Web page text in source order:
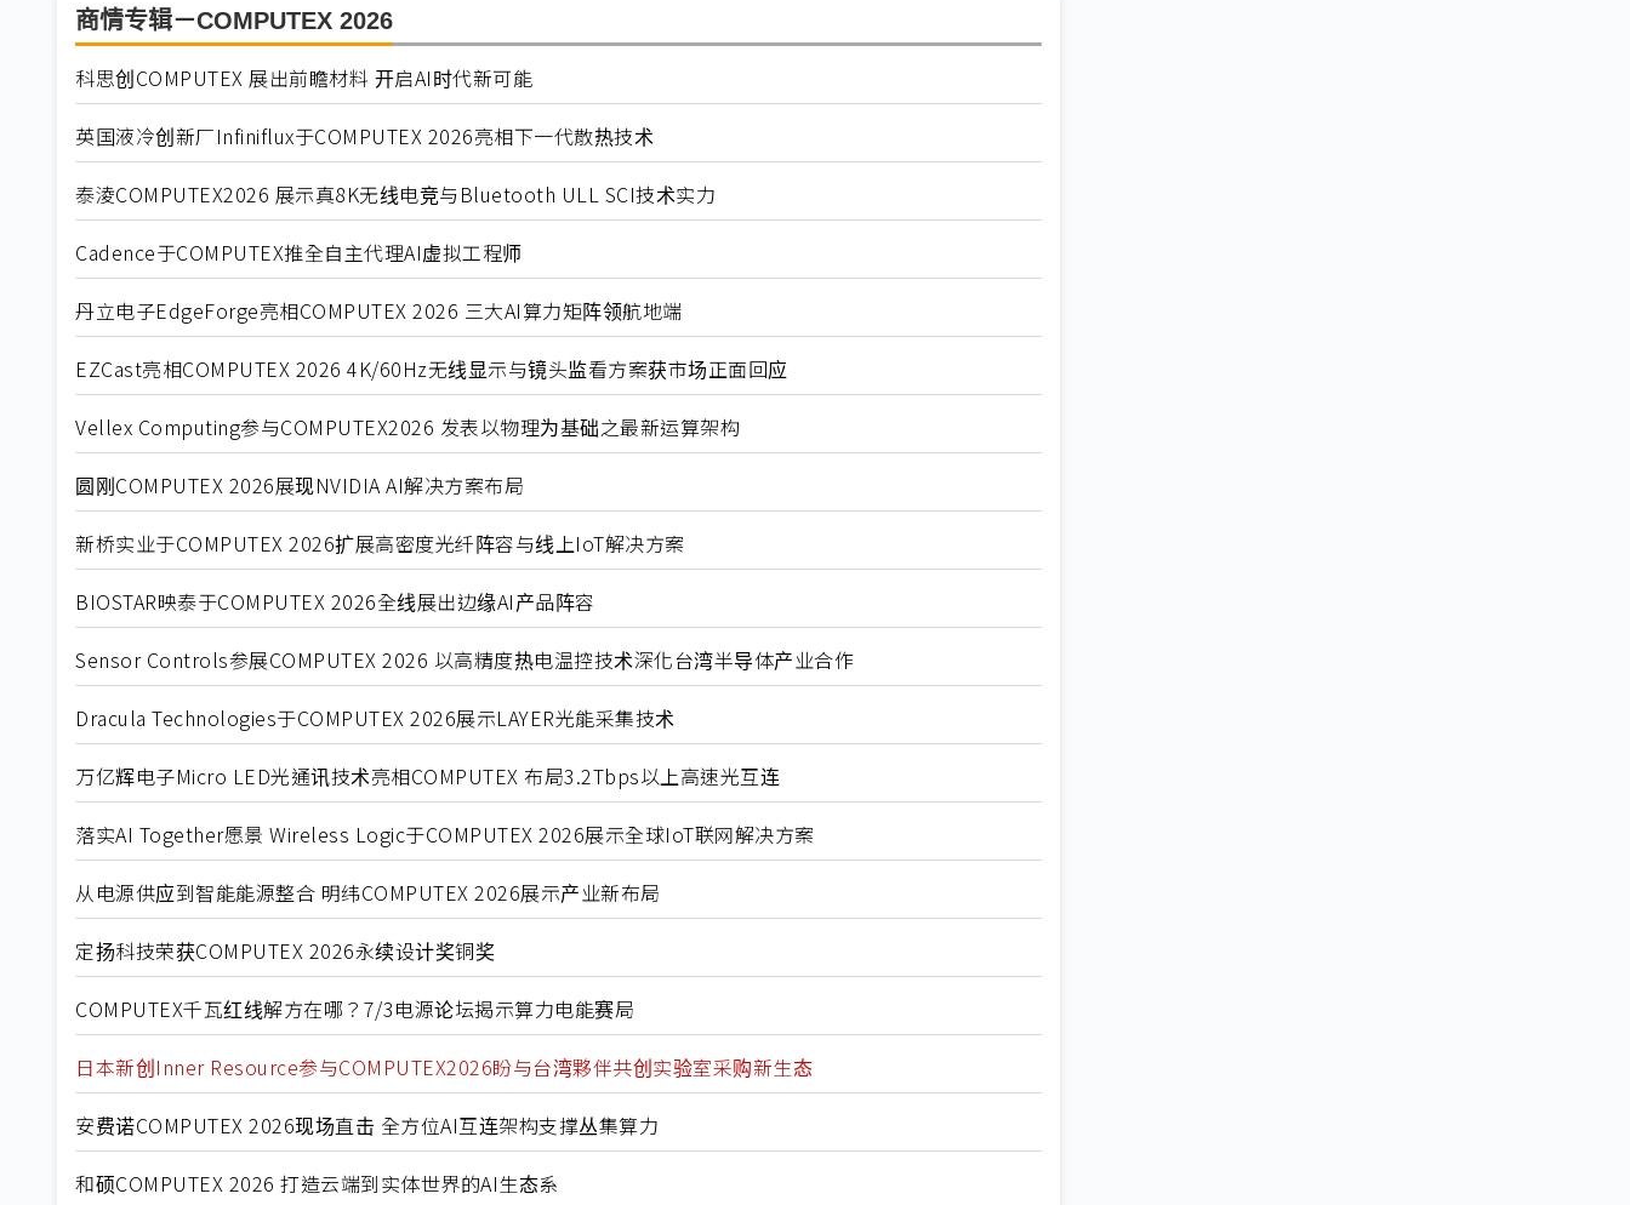
商情专辑－COMPUTEX 2026
科思创COMPUTEX 展出前瞻材料 开启AI时代新可能
英国液冷创新厂Infiniflux于COMPUTEX 2026亮相下一代散热技术
泰淩COMPUTEX2026 展示真8K无线电竞与Bluetooth ULL SCI技术实力
Cadence于COMPUTEX推全自主代理AI虚拟工程师
丹立电子EdgeForge亮相COMPUTEX 2026 三大AI算力矩阵领航地端
EZCast亮相COMPUTEX 2026 4K/60Hz无线显示与镜头监看方案获市场正面回应
Vellex Computing参与COMPUTEX2026 发表以物理为基础之最新运算架构
圆刚COMPUTEX 2026展现NVIDIA AI解决方案布局
新桥实业于COMPUTEX 2026扩展高密度光纤阵容与线上IoT解决方案
BIOSTAR映泰于COMPUTEX 2026全线展出边缘AI产品阵容
Sensor Controls参展COMPUTEX 2026 以高精度热电温控技术深化台湾半导体产业合作
Dracula Technologies于COMPUTEX 2026展示LAYER光能采集技术
万亿辉电子Micro LED光通讯技术亮相COMPUTEX 布局3.2Tbps以上高速光互连
落实AI Together愿景 Wireless Logic于COMPUTEX 2026展示全球IoT联网解决方案
从电源供应到智能能源整合 明纬COMPUTEX 2026展示产业新布局
定扬科技荣获COMPUTEX 2026永续设计奖铜奖
COMPUTEX千瓦红线解方在哪？7/3电源论坛揭示算力电能赛局
日本新创Inner Resource参与COMPUTEX2026盼与台湾夥伴共创实验室采购新生态
安费诺COMPUTEX 2026现场直击 全方位AI互连架构支撑丛集算力
和硕COMPUTEX 2026 打造云端到实体世界的AI生态系